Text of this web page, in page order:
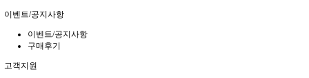
이벤트/공지사항
이벤트/공지사항
구매후기
고객지원